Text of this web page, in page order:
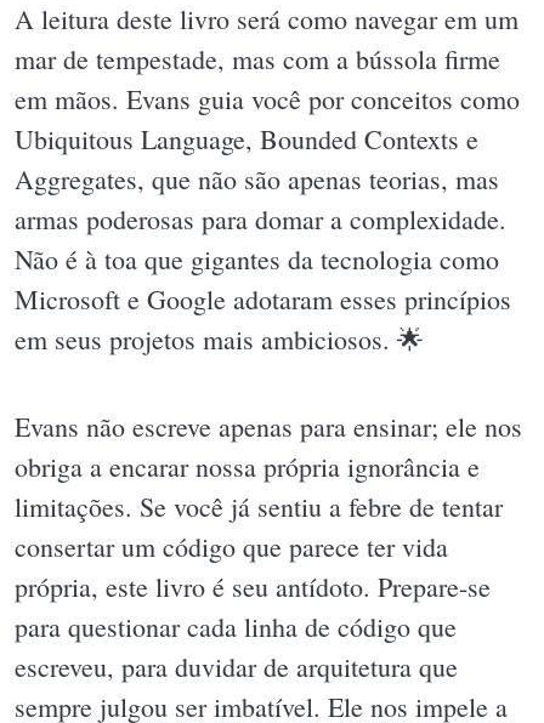
A leitura deste livro será como navegar em um
mar de tempestade, mas com a bússola firme
em mãos. Evans guia você por conceitos como
Ubiquitous Language, Bounded Contexts e
Aggregates, que não são apenas teorias, mas
armas poderosas para domar a complexidade.
Não é à toa que gigantes da tecnologia como
Microsoft e Google adotaram esses princípios
em seus projetos mais ambiciosos. 🌟
Evans não escreve apenas para ensinar; ele nos
obriga a encarar nossa própria ignorância e
limitações. Se você já sentiu a febre de tentar
consertar um código que parece ter vida
própria, este livro é seu antídoto. Prepare-se
para questionar cada linha de código que
escreveu, para duvidar de arquitetura que
sempre julgou ser imbatível. Ele nos impele a